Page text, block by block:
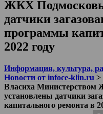
ЖКХ
датчики
программы
2022 году
Информация, культура,
Новости от infoce-klin.ru >
Власиха Министерством
установлены датчики
капитального ремонта в